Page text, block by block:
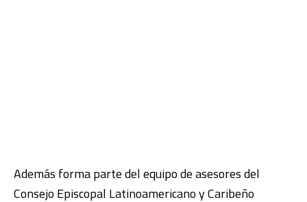
Además forma parte del equipo de asesores del
Consejo Episcopal Latinoamericano y Caribeño